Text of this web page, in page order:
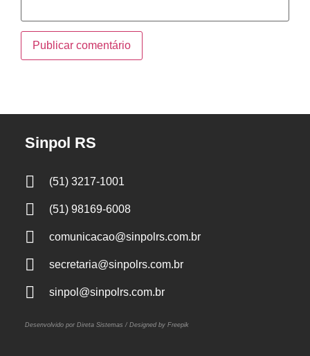
Sinpol RS
(51) 3217-1001
(51) 98169-6008
comunicacao@sinpolrs.com.br
secretaria@sinpolrs.com.br
sinpol@sinpolrs.com.br
Desenvolvido por Direta Sistemas / Designed by Freepik